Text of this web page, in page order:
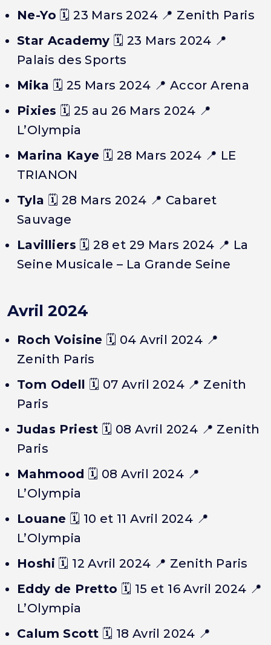
Ne-Yo 🗓️23 Mars 2024 📍 Zenith Paris
Star Academy 🗓️23 Mars 2024 📍
Palais des Sports
Mika 🗓️ 25 Mars 2024 📍 Accor Arena
Pixies 🗓️ 25 au 26 Mars 2024 📍
L’Olympia
Marina Kaye 🗓️ 28 Mars 2024 📍 LE
TRIANON
Tyla 🗓️ 28 Mars 2024 📍 Cabaret
Sauvage
Lavilliers 🗓️28 et 29 Mars 2024 📍 La
Seine Musicale – La Grande Seine
Avril 2024
Roch Voisine 🗓️ 04 Avril 2024 📍
Zenith Paris
Tom Odell
🗓️ 07 Avril 2024 📍 Zenith
Paris
Judas Priest 🗓️ 08 Avril 2024 📍 Zenith
Paris
Mahmood 🗓️ 08 Avril 2024 📍
L’Olympia
Louane 🗓️ 10 et 11 Avril 2024 📍
L’Olympia
Hoshi 🗓️ 12 Avril 2024 📍 Zenith Paris
Eddy de Pretto 🗓️ 15 et 16 Avril 2024 📍
L’Olympia
Calum Scott 🗓️ 18 Avril 2024 📍